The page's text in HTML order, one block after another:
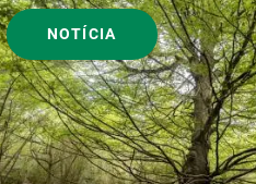
NOTÍCIA